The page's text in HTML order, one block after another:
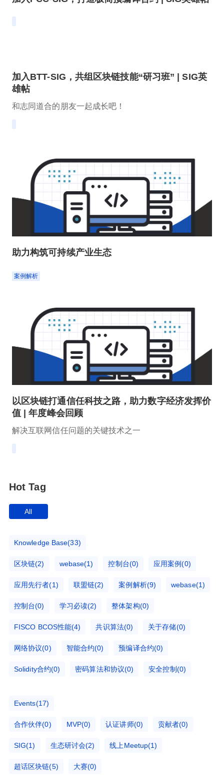
加入BTT-SIG，共组区块链技能“研习班” | SIG英
雄帖
和志同道合的朋友一起成长吧！
助力构筑可持续产业生态
案例解析
以区块链打通信任科技之路，助力数字经济发挥价
值 | 年度峰会回顾
解决互联网信任问题的关键技术之一
Hot Tag
All
Knowledge Base(33)
区块链(2) webase(1) 控制台(0) 应用案例(0)
应用先行者(1) 联盟链(2) 案例解析(9) webase(1)
控制台(0) 学习必读(2) 整体架构(0)
FISCO BCOS性能(4) 共识算法(0) 关于存储(0)
网络协议(0) 智能合约(0) 预编译合约(0)
Solidity合约(0) 密码算法和协议(0) 安全控制(0)
Events(17)
合作伙伴(0) MVP(0) 认证讲师(0) 贡献者(0)
SIG(1) 生态研讨会(2) 线上Meetup(1)
超话区块链(5) 大赛(0)